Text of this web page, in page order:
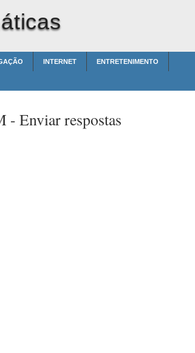
INTERNET ENTRETENIMENTO
- Enviar respostas